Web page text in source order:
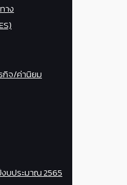
าง
กิจ/ค่านิยม
บประมาณ 2565